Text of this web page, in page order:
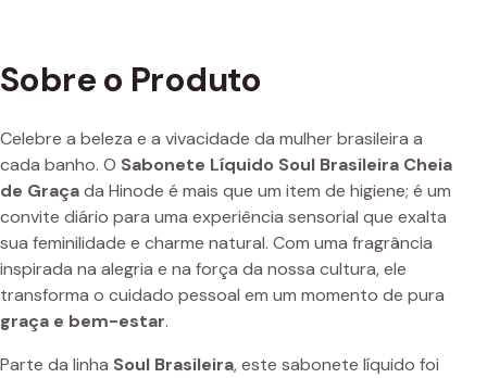
Sobre o Produto
Celebre a beleza e a vivacidade da mulher brasileira a
cada banho. O Sabonete Líquido Soul Brasileira Cheia
de Graçada Hinode é mais que um item de higiene; é um
convite diário para uma experiência sensorial que exalta
sua feminilidade e charme natural. Com uma fragrância
inspirada na alegria e na força da nossa cultura, ele
transforma o cuidado pessoal em um momento de pura
graça e bem-estar.
Parte da linha Soul Brasileira, este sabonete líquido foi